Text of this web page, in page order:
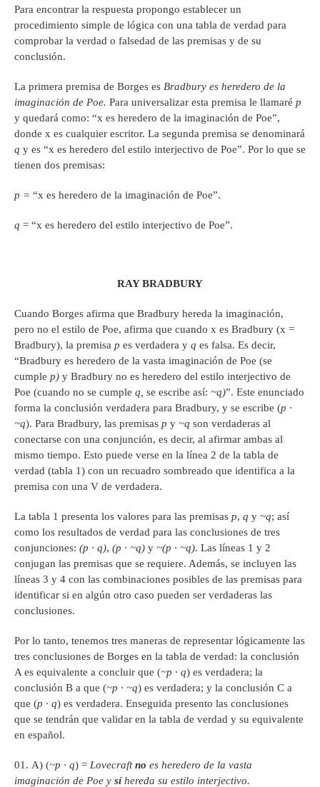
Para encontrar la respuesta propongo establecer un
procedimiento simple de lógica con una tabla de verdad para
comprobar la verdad o falsedad de las premisas y de su
conclusión.
La primera premisa de Borges es Bradbury es heredero de la
imaginación de Poe. Para universalizar esta premisa le llamaré p
y quedará como: “x es heredero de la imaginación de Poe”,
donde x es cualquier escritor. La segunda premisa se denominará
q y es “x es heredero del estilo interjectivo de Poe”. Por lo que se
tienen dos premisas:
p = “x es heredero de la imaginación de Poe”.
q = “x es heredero del estilo interjectivo de Poe”.
RAY BRADBURY
Cuando Borges afirma que Bradbury hereda la imaginación,
pero no el estilo de Poe, afirma que cuando x es Bradbury (x =
Bradbury), la premisa p es verdadera y q es falsa. Es decir,
“Bradbury es heredero de la vasta imaginación de Poe (se
cumple p) y Bradbury no es heredero del estilo interjectivo de
Poe (cuando no se cumple q, se escribe así: ~q)”. Este enunciado
forma la conclusión verdadera para Bradbury, y se escribe (p ·
~q). Para Bradbury, las premisas p y ~q son verdaderas al
conectarse con una conjunción, es decir, al afirmar ambas al
mismo tiempo. Esto puede verse en la línea 2 de la tabla de
verdad (tabla 1) con un recuadro sombreado que identifica a la
premisa con una V de verdadera.
La tabla 1 presenta los valores para las premisas p, q y ~q; así
como los resultados de verdad para las conclusiones de tres
conjunciones: (p · q), (p · ~q) y ~(p · ~q). Las líneas 1 y 2
conjugan las premisas que se requiere. Además, se incluyen las
líneas 3 y 4 con las combinaciones posibles de las premisas para
identificar si en algún otro caso pueden ser verdaderas las
conclusiones.
Por lo tanto, tenemos tres maneras de representar lógicamente las
tres conclusiones de Borges en la tabla de verdad: la conclusión
A es equivalente a concluir que (~p · q) es verdadera; la
conclusión B a que (~p · ~q) es verdadera; y la conclusión C a
que (p · q) es verdadera. Enseguida presento las conclusiones
que se tendrán que validar en la tabla de verdad y su equivalente
en español.
A) (~p · q) = Lovecraftno es heredero de la vasta
imaginación de Poe y síhereda su estilo interjectivo.